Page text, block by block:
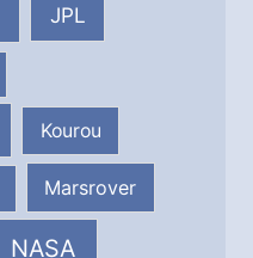
JPL
Kourou
Marsrover
NASA